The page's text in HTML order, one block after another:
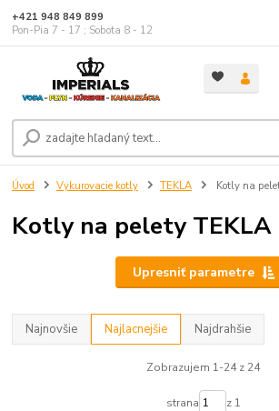
+421 948 849 899
Pon-Pia 7 - 17 ; Sobota 8 - 12
Úvod Vykurovacie kotly TEKLA Kotly na
Kotly na pelety TEKLA
Upresniť parametre
Najnovšie Najlacnejšie Najdrahšie
Zobrazujem 1-24 z 24
strana z 1